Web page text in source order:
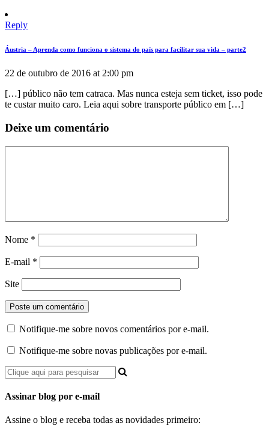
Reply
Áustria – Aprenda como funciona o sistema do país para facilitar sua vida – parte2
22 de outubro de 2016 at 2:00 pm
[…] público não tem catraca. Mas nunca esteja sem ticket, isso pode
te custar muito caro. Leia aqui sobre transporte público em […]
Deixe um comentário
Nome *
E-mail *
Site
Notifique-me sobre novos comentários por e-mail.
Notifique-me sobre novas publicações por e-mail.
Assinar blog por e-mail
Assine o blog e receba todas as novidades primeiro: